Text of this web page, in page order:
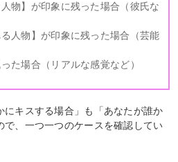
人物】が印象に残った場合（彼氏な
る人物】が印象に残った場合（芸能
た場合（リアルな感覚など）
にキスする場合」も「あなたが誰か
で、一つ一つのケースを確認してい